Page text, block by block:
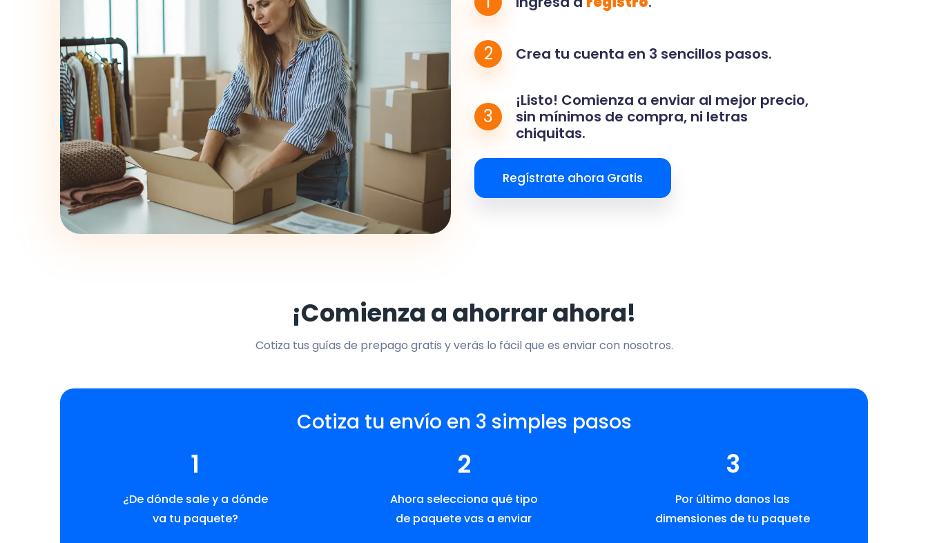
2 Crea tu cuenta en 3 sencillos pasos.
3
¡Listo! Comienza a enviar al mejor precio,
sin mínimos de compra, ni letras
chiquitas.
Regístrate ahora Gratis
¡Comienza a ahorrar ahora!
Cotiza tus guías de prepago gratis y verás lo fácil que es enviar con nosotros.
Cotiza tu envío en 3 simples pasos
1
¿De dónde sale y a dónde
va tu paquete?
2
Ahora selecciona qué tipo
de paquete vas a enviar
3
Por último danos las
dimensiones de tu paquete